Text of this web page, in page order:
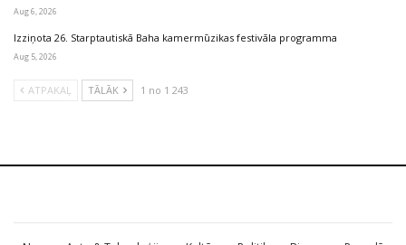
Aug 6, 2026
Izziņota 26. Starptautiskā Baha kamermūzikas festivāla programma
Aug 5, 2026
ATPAKAĻ TĀLĀK 1 no 1 243